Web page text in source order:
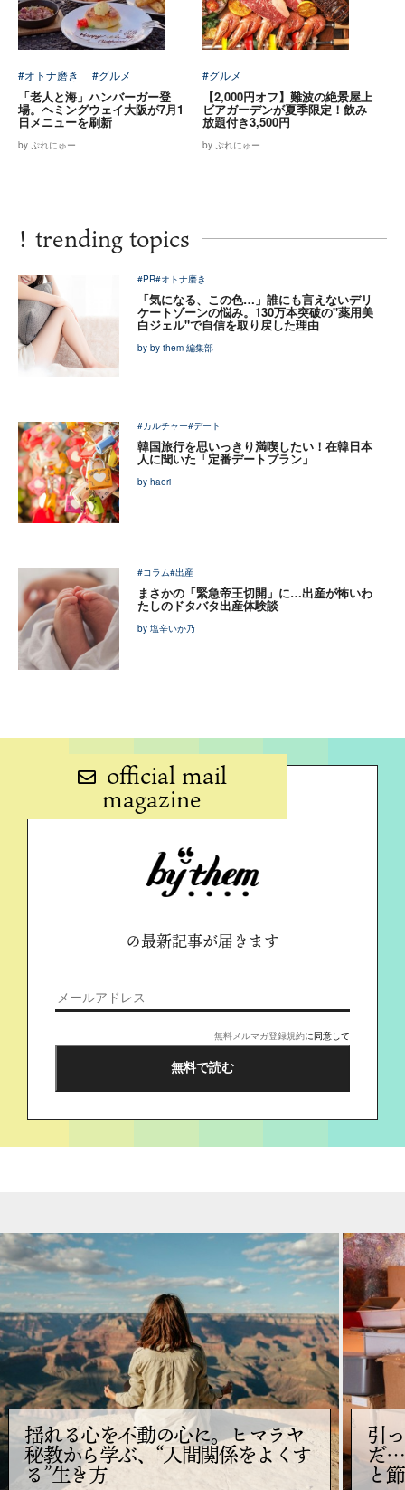
#オトナ磨き #グルメ
「老人と海」ハンバーガー登
場。ヘミングウェイ大阪が7月1
日メニューを刷新
by ぷれにゅー
#グルメ
【2,000円オフ】難波の絶景屋上
ビアガーデンが夏季限定！飲み
放題付き3,500円
by ぷれにゅー
! trending topics
#PR#オトナ磨き
「気になる、この色…」誰にも言えないデリ
ケートゾーンの悩み。130万本突破の"薬用美
白ジェル"で自信を取り戻した理由
by by them 編集部
#カルチャー#デート
韓国旅行を思いっきり満喫したい！在韓日本
人に聞いた「定番デートプラン」
by haeri
#コラム#出産
まさかの「緊急帝王切開」に…出産が怖いわ
たしのドタバタ出産体験談
by 塩辛いか乃
official mail
magazine
の最新記事が届きます
無料メルマガ登録規約に同意して
揺れる心を不動の心に。ヒマラヤ
秘教から学ぶ、“人間関係をよくす
る”生き方
引
だ…
と